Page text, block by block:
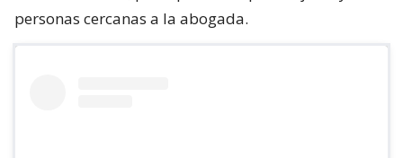
personas cercanas a la abogada.